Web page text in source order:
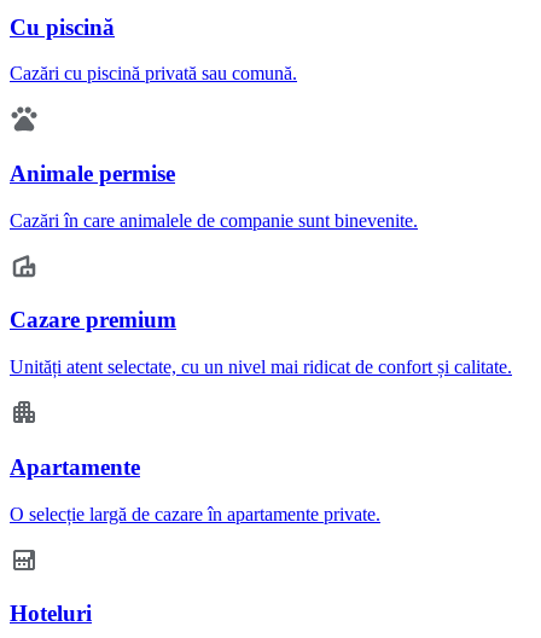
Cu piscină
Cazări cu piscină privată sau comună.
Animale permise
Cazări în care animalele de companie sunt binevenite.
Cazare premium
Unități atent selectate, cu un nivel mai ridicat de confort și calitate.
Apartamente
O selecție largă de cazare în apartamente private.
Hoteluri